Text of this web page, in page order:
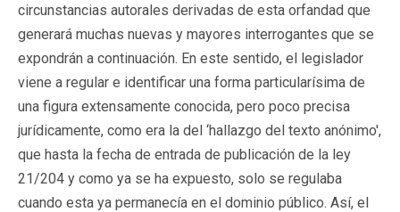
circunstancias autorales derivadas de esta orfandad que
generará muchas nuevas y mayores interrogantes que se
expondrán a continuación. En este sentido, el legislador
viene a regular e identificar una forma particularísima de
una figura extensamente conocida, pero poco precisa
jurídicamente, como era la del ‘hallazgo del texto anónimo',
que hasta la fecha de entrada de publicación de la ley
21/204 y como ya se ha expuesto, solo se regulaba
cuando esta ya permanecía en el dominio público. Así, el